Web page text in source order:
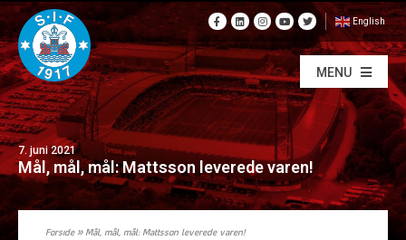
English
MENU
7. juni 2021
Mål, mål, mål: Mattsson leverede varen!
Forside»Mål, mål, mål: Mattsson leverede varen!